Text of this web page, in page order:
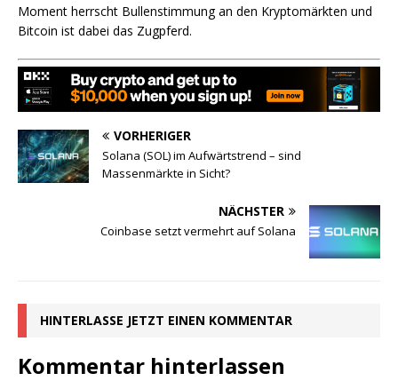
Moment herrscht Bullenstimmung an den Kryptomärkten und
Bitcoin ist dabei das Zugpferd.
VORHERIGER
Solana (SOL) im Aufwärtstrend – sind
Massenmärkte in Sicht?
NÄCHSTER
Coinbase setzt vermehrt auf Solana
HINTERLASSE JETZT EINEN KOMMENTAR
Kommentar hinterlassen